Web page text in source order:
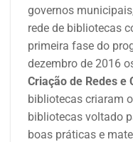
governos
rede de bibliotecas
primeira fase do
dezembro de 2016
Criação de Redes e
bibliotecas criaram
bibliotecas voltado
boas práticas e